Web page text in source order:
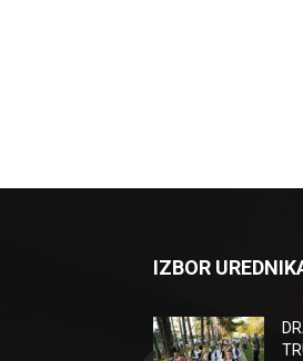
IZBOR